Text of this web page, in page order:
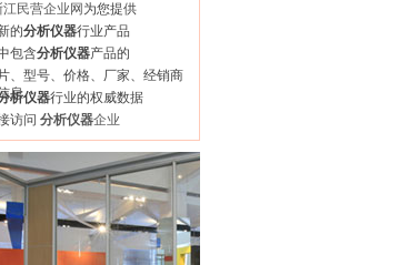
江民营企业网 为您提供
的分析仪器行业产品
包含分析仪器产品的
、型号、价格、厂家、经销商
息
析仪器行业的权威数据
访问 分析仪器企业